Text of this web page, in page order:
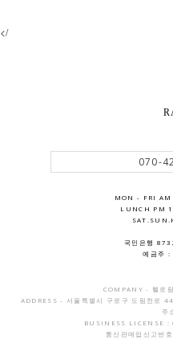
</
070-
MON - FRI
LUNCH PM
국민은행
예금주 :
COMPANY - 헬로
ADDRESS - 서울특별시 구로구 도림천로
주
BUSINESS LICENSE
통신판매업신고번